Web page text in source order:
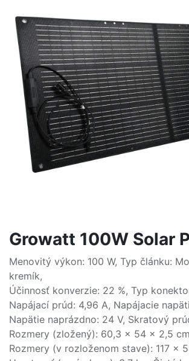
Growatt 100W Solar
Menovitý výkon: 100 W, Typ článku:
kremík,
Účinnosť konverzie: 22 %, Typ
Napájací prúd: 4,96 A, Napájacie
Napätie naprázdno: 24 V, Skratový
Rozmery (zložený): 60,3 x 54 x 2,5
Rozmery (v rozloženom stave): 117 x